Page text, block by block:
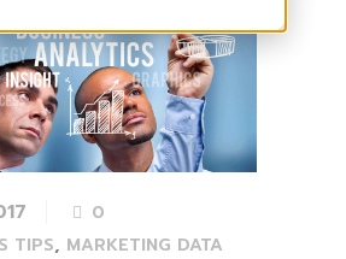
0
TIPS, MARKETING DATA